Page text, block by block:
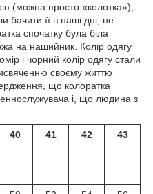
(можна просто «колотка»),
бачити її в наші дні, не
спочатку була біла
на нашийник. Колір одягу
і чорний колір одягу стали
своєму життю
що колоратка
і, що людина з
40 41 42 43